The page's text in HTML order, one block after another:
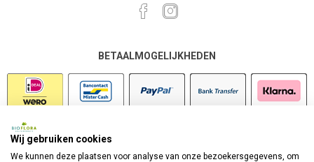
BETAALMOGELIJKHEDEN
Wij gebruiken cookies
We kunnen deze plaatsen voor analyse van onze bezoekersgegevens, om